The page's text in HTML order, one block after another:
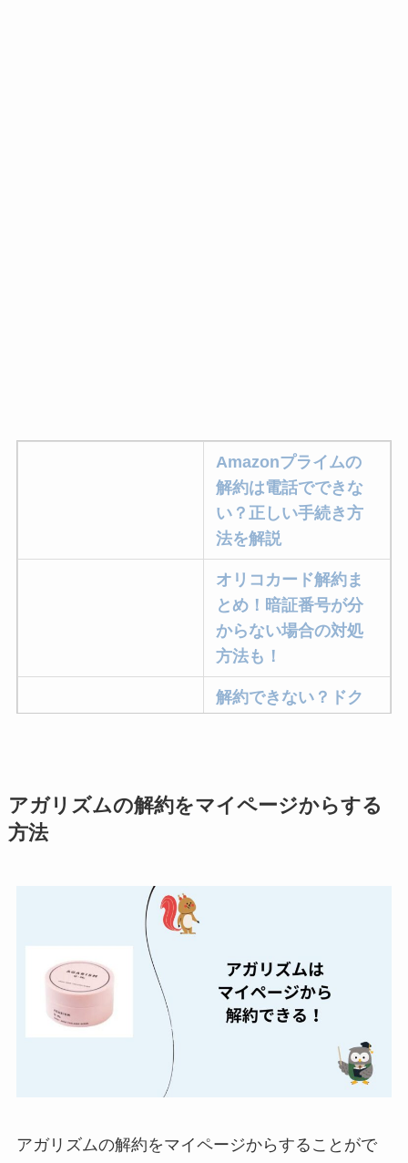
Amazonプライムの
解約は電話でできな
い？正しい手続き方
法を解説
オリコカード解約ま
とめ！暗証番号が分
からない場合の対処
方法も！
解約できない？ドク
解約方法まとめ！契
ベストタイミングを
詳しく解説！
ユンス美容液の解約
まとめ！電話が繋が
らない時の裏ワザ
Sivorune(シボルネ)
アガリズムの解約をマイページからする
方法
アガリズムの解約をマイページからすることがで